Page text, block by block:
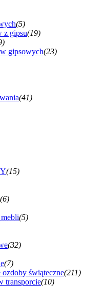
(5)
z gipsu(19)
gipsowych(23)
(41)
(15)
(6)
(5)
(32)
(7)
świąteczne(211)
transporcie(10)